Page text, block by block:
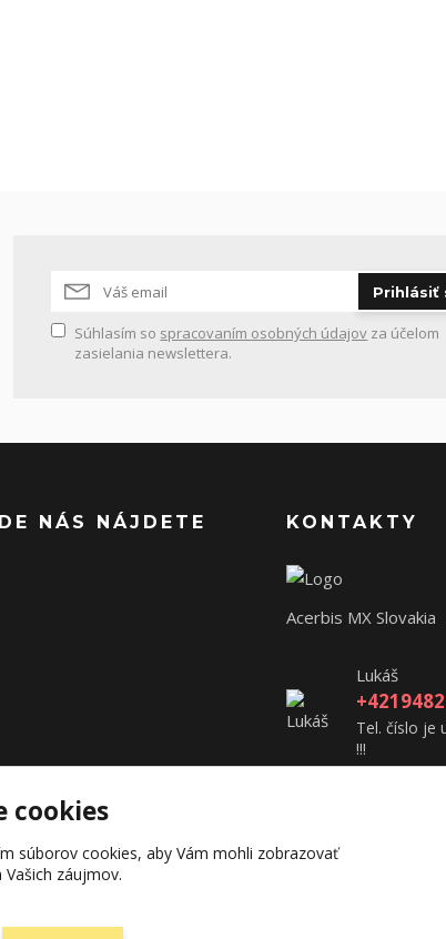
Prihlásiť
Súhlasím so spracovaním osobných údajov za účelom
zasielania newslettera.
NÁS NÁJDETE KONTAKTY
Acerbis MX Slovakia
Lukáš
Tel. číslo je
!!!
cookies
súborov cookies, aby Vám mohli zobrazovať
záujmov.